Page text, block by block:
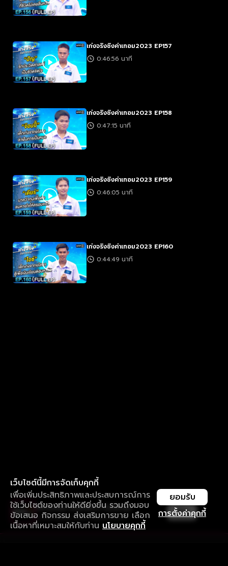
เก่งจริงชิงค่าเทอม2023 EP157
0:46:56 นาที
เก่งจริงชิงค่าเทอม2023 EP158
0:47:15 นาที
เก่งจริงชิงค่าเทอม2023 EP159
0:46:05 นาที
เก่งจริงชิงค่าเทอม2023 EP160
0:44:49 นาที
เว็บไซต์นี้มีการจัดเก็บคุกกี้
เพื่อเพิ่มประสิทธิภาพและประสบการณ์การ
ใช้เว็บไซต์ของท่านให้ดียิ่งขึ้น รวมถึงมอบ
ข้อเสนอ กิจกรรม ส่งเสริมการขาย เลือก
เนื้อหาที่เหมาะสมให้กับท่าน นโยบายคุกกี้
การตั้งค่าคุกกี้
ยอมรับ
ใช้งานแอป ลื่นไหลกว่า ไม่มีสะดุด
ดาวน์โหลดแอปเพื่อการรับชมที่ดีกว่า เปิด